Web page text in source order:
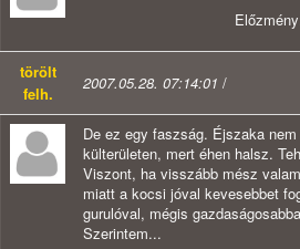
törölt
felh.
2007.05.28. 07:14:01 /
De ez egy faszság. Éjszaka
külterületen, mert éhen halsz.
Viszont, ha visszább mész
miatt a kocsi jóval kevesebbet
gurulóval, mégis
Szerintem...